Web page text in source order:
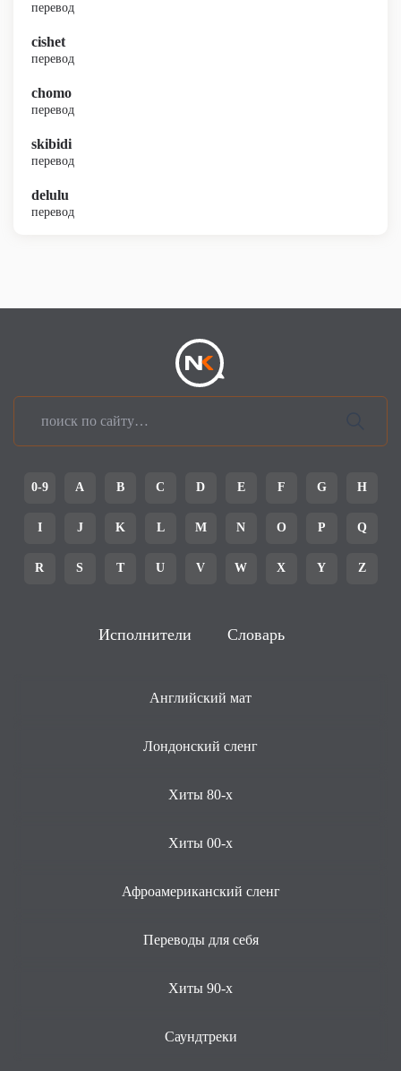
перевод
cishet
перевод
chomo
перевод
skibidi
перевод
delulu
перевод
0-9 A B C D E F G H
I J K L M N O P Q
R S T U V W X Y Z
Исполнители Словарь
Английский мат
Лондонский сленг
Хиты 80-х
Хиты 00-х
Афроамериканский сленг
Переводы для себя
Хиты 90-х
Саундтреки